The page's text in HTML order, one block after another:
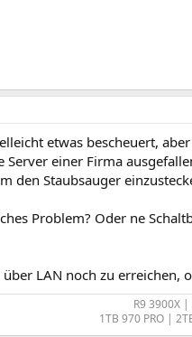
etwas bescheuert,
Server einer Firma
den Staubsauger
Problem? Oder ne
LAN noch zu erreichen,
R9 3900X
1TB 970 PRO |